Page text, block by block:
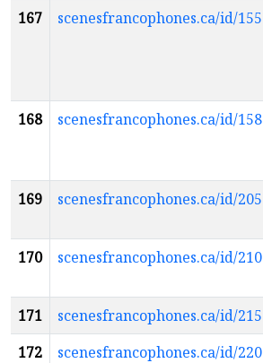
167
scenesfrancophones.ca/id/155
168
scenesfrancophones.ca/id/158
169
scenesfrancophones.ca/id/205
170 scenesfrancophones.ca/id/210
171 scenesfrancophones.ca/id/215
172
scenesfrancophones.ca/id/220